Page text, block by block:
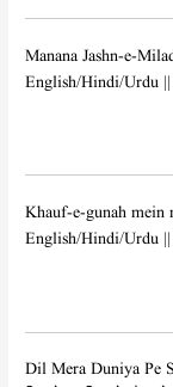
Manana Jashn-e-
English/Hindi/Urdu ||
Khauf-e-gunah mein
English/Hindi/Urdu
Dil Mera Duniya Pe